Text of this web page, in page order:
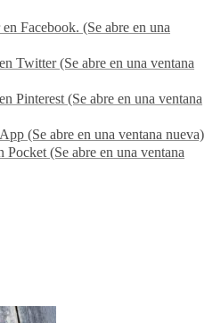
Facebook. (Se abre en una
Twitter (Se abre en una ventana
Pinterest (Se abre en una ventana
(Se abre en una ventana nueva)
Pocket (Se abre en una ventana